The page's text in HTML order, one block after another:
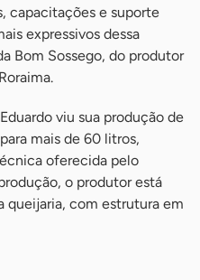
capacitações e suporte
expressivos dessa
Bom Sossego, do produtor
viu sua produção de
mais de 60 litros,
oferecida pelo
o produtor está
queijaria, com estrutura em